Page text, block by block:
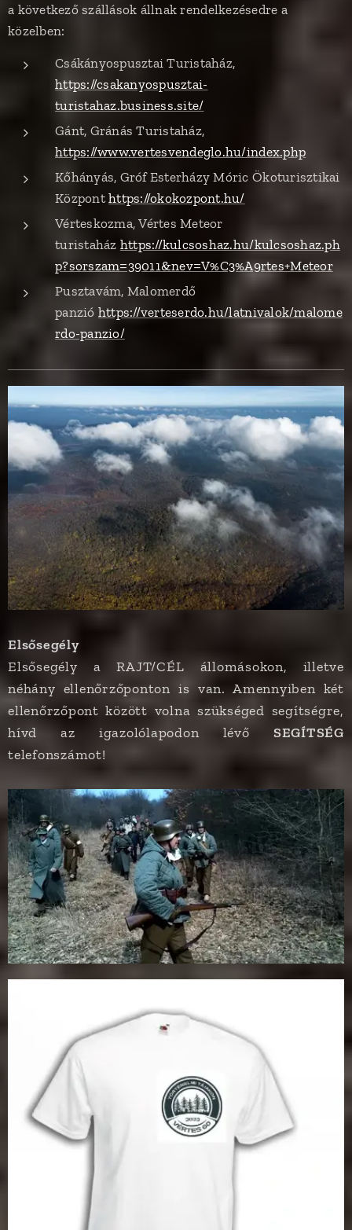
a következő szállások állnak rendelkezésedre a
közelben:
Csákányospusztai Turistaház,
https://csakanyospusztai-
turistahaz.business.site/
Gánt, Gránás Turistaház,
https://www.vertesvendeglo.hu/index.php
Kőhányás, Gróf Esterházy Móric Ökoturisztikai
Központhttps://okokozpont.hu/
Vérteskozma, Vértes Meteor
turistaház https://kulcsoshaz.hu/kulcsoshaz.ph
p?sorszam=39011&nev=V%C3%A9rtes+Meteor
Pusztavám, Malomerdő
panzió https://verteserdo.hu/latnivalok/malome
rdo-panzio/
Elsősegély
Elsősegély a RAJT/CÉL állomásokon, illetve
néhány ellenőrzőponton is van. Amennyiben két
ellenőrzőpont között volna szükséged segítségre,
hívd az igazolólapodon lévő SEGÍTSÉG
telefonszámot!